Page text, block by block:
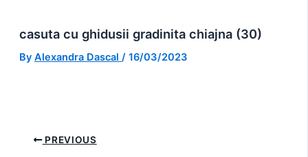
casuta cu ghidusii gradinita chiajna (30)
By Alexandra Dascal / 16/03/2023
PREVIOUS